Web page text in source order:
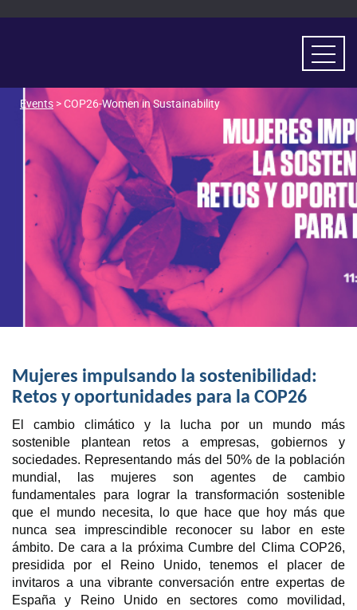
Events > COP26-Women in Sustainability
Mujeres impulsando la sostenibilidad:
Retos y oportunidades para la COP26
El cambio climático y la lucha por un mundo más
sostenible plantean retos a empresas, gobiernos y
sociedades. Representando más del 50% de la población
mundial, las mujeres son agentes de cambio
fundamentales para lograr la transformación sostenible
que el mundo necesita, lo que hace que hoy más que
nunca sea imprescindible reconocer su labor en este
ámbito. De cara a la próxima Cumbre del Clima COP26,
presidida por el Reino Unido, tenemos el placer de
invitaros a una vibrante conversación entre expertas de
España y Reino Unido en sectores como movilidad,